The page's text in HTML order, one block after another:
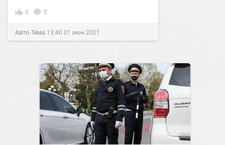
0 0
Авто-Тема 13:40 01 июн 2021